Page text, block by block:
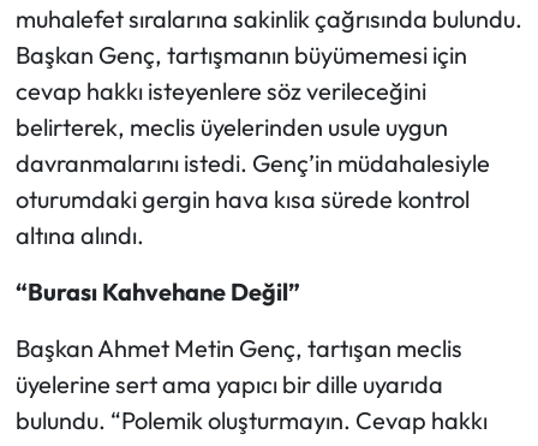
muhalefet sıralarına sakinlik çağrısında bulundu.
Başkan Genç, tartışmanın büyümemesi için
cevap hakkı isteyenlere söz verileceğini
belirterek, meclis üyelerinden usule uygun
davranmalarını istedi. Genç’in müdahalesiyle
oturumdaki gergin hava kısa sürede kontrol
altına alındı.
“Burası Kahvehane Değil”
Başkan Ahmet Metin Genç, tartışan meclis
üyelerine sert ama yapıcı bir dille uyarıda
bulundu. “Polemik oluşturmayın. Cevap hakkı